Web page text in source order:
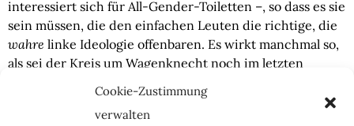
Cookie-Zustimmung
verwalten
interessiert sich für All-Gender-Toiletten –, so dass es sie
sein müssen, die den einfachen Leuten die richtige, die
wahre linke Ideologie offenbaren. Es wirkt manchmal so,
als sei der Kreis um Wagenknecht noch im letzten
Probleme, aber auch Erfolge verschaffen können.